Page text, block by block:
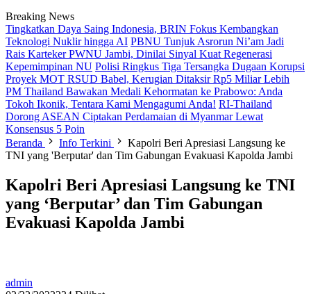
Breaking News
Tingkatkan Daya Saing Indonesia, BRIN Fokus Kembangkan
Teknologi Nuklir hingga AI PBNU Tunjuk Asrorun Ni’am Jadi
Rais Karteker PWNU Jambi, Dinilai Sinyal Kuat Regenerasi
Kepemimpinan NU Polisi Ringkus Tiga Tersangka Dugaan Korupsi
Proyek MOT RSUD Babel, Kerugian Ditaksir Rp5 Miliar Lebih
PM Thailand Bawakan Medali Kehormatan ke Prabowo: Anda
Tokoh Ikonik, Tentara Kami Mengagumi Anda! RI-Thailand
Dorong ASEAN Ciptakan Perdamaian di Myanmar Lewat
Konsensus 5 Poin
Beranda
Info Terkini
Kapolri Beri Apresiasi Langsung ke
TNI yang 'Berputar' dan Tim Gabungan Evakuasi Kapolda Jambi
Kapolri Beri Apresiasi Langsung ke TNI
yang ‘Berputar’ dan Tim Gabungan
Evakuasi Kapolda Jambi
admin